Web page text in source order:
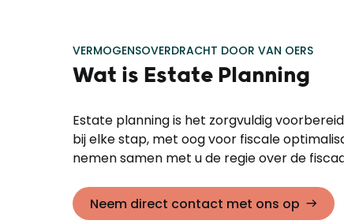
VERMOGENSOVERDRACHT DOOR VAN OERS
Wat is Estate Planning
Estate planning is het zorgvuldig
bij elke stap, met oog voor fiscale
nemen samen met u de regie over de
Neem direct contact met ons op